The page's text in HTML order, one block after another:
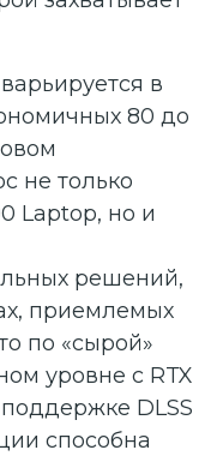
в
80 до
не только
Laptop, но и
решений,
приемлемых
по «сырой»
уровне с RTX
DLSS
способна